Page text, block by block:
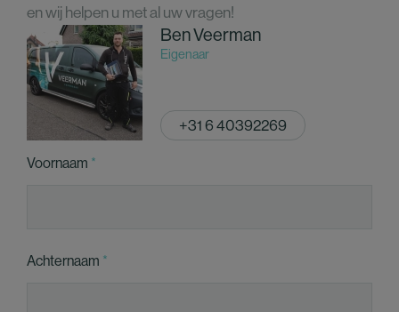
en wij helpen u met al uw vragen!
Ben Veerman
Eigenaar
+31 6 40392269
Voornaam
Achternaam